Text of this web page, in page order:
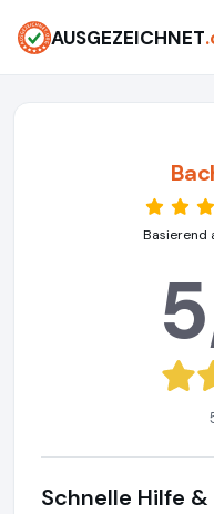
AUSGEZEICHNET
Basierend
Schnelle Hilfe